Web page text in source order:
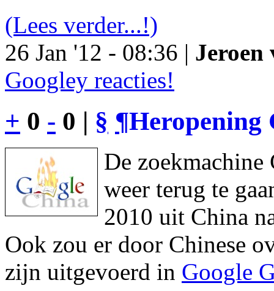
(Lees verder...!)
26 Jan '12 - 08:36 | Jeroen
Googley reacties!
+ 0 - 0 | § ¶Heropening
De
weer terug te
2010 uit China
Ook zou er door Chinese
zijn uitgevoerd in Google